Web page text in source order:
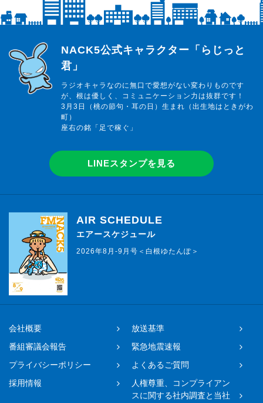
らじっと君
NACK5公式キャラクター「らじっと
君」
ラジオキャラなのに無口で愛想がない変わりものです
が、根は優しく、コミュニケーション力は抜群です！
3月3日（桃の節句・耳の日）生まれ（出生地はときがわ
町）
座右の銘「足で稼ぐ」
LINEスタンプを見る
AIR SCHEDULE
エアースケジュール
2026年8月-9月号＜白根ゆたんぽ＞
会社概要
放送基準
番組審議会報告
緊急地震速報
プライバシーポリシー
よくあるご質問
採用情報
人権尊重、コンプライアン
スに関する社内調査と当社